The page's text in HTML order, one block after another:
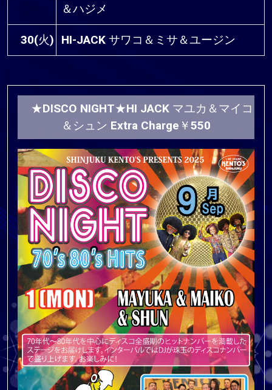
＆ハジメ
30(火) HI-JACK サワコ＆ミサ＆ユージン
★DISCO NIGHT★HI JACK マユカ＆マイコ
＆シュン Extra Charge￥550